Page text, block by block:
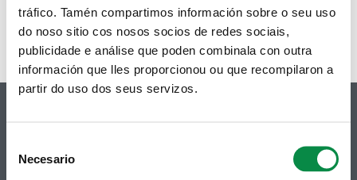
tráfico. Tamén compartimos información sobre o seu uso
do noso sitio cos nosos socios de redes sociais,
publicidade e análise que poden combinala con outra
información que lles proporcionou ou que recompilaron a
partir do uso dos seus servizos.
Selection
Necesario
16 17 … siguiente › última »